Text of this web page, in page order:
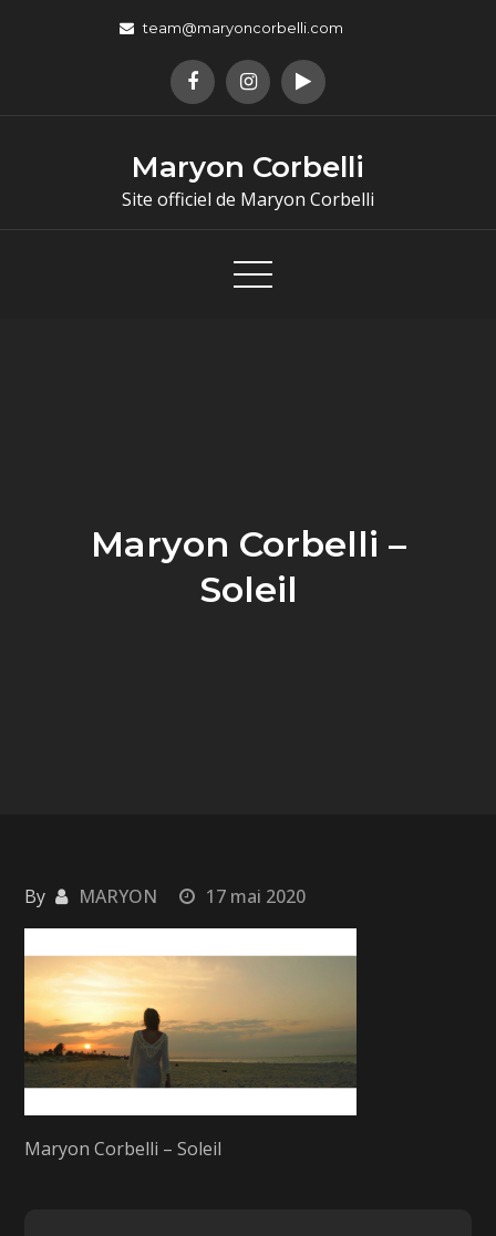
team@maryoncorbelli.com
Maryon Corbelli
Site officiel de Maryon Corbelli
Maryon Corbelli –
Soleil
By MARYON 17 mai 2020
Maryon Corbelli – Soleil